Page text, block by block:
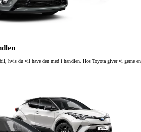
hvis du vil have den med i handlen. Hos Toyota giver vi gerne en